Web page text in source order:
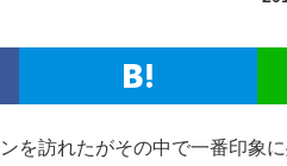
を訪れたがその中で一番印象